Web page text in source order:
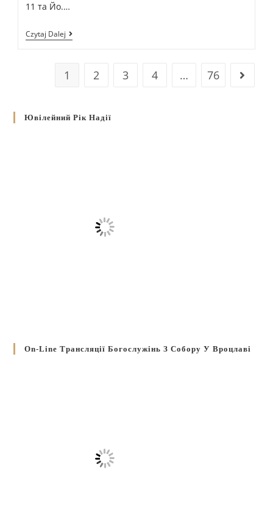
11 та Йо.…
Czytaj Dalej
1 2 3 4 … 76
Ювілейний Рік Надії
On-Line Трансляції Богослужінь З Собору У Вроцлаві